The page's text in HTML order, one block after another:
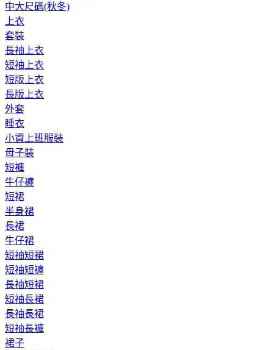
中大尺碼(秋冬)
上衣
套裝
長袖上衣
短袖上衣
短版上衣
長版上衣
外套
睡衣
小資上班服裝
母子裝
短褲
牛仔褲
短裙
半身裙
長裙
牛仔裙
短袖短裙
短袖短褲
長袖短裙
短袖長裙
長袖長裙
短袖長褲
裙子